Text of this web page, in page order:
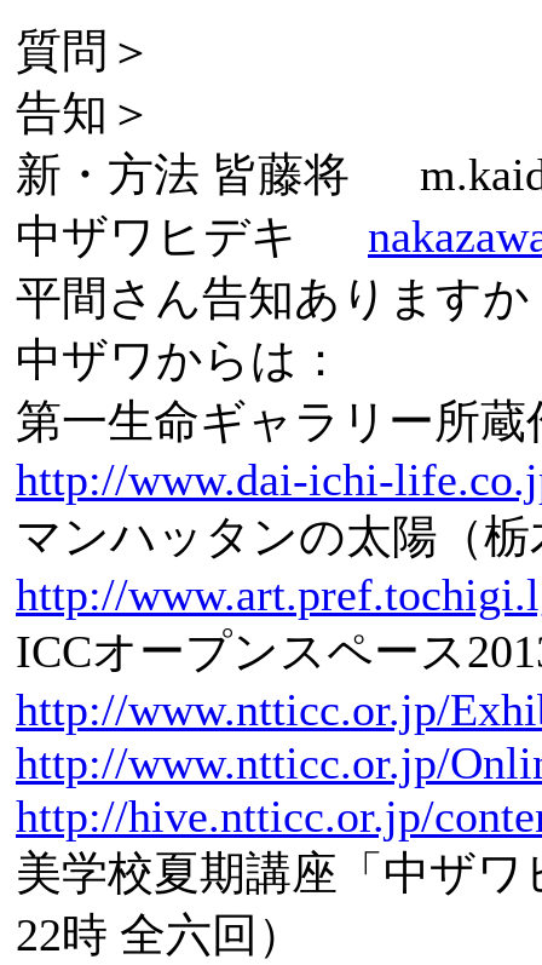
質問＞
告知＞
新・方法 皆藤将
中ザワヒデキ
平間さん告知ありますか
中ザワからは：
第一生命ギャラリー所蔵
http://www.dai-ichi-
マンハッタンの太陽（栃
http://
ICCオープンスペース
http://www.ntticc.or.jp/
http://www.ntticc.or.jp/
http://hive.ntticc.or.jp/
美学校夏期講座「中ザ
22時 全六回）